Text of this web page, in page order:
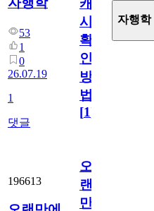
53
1
0
26.07.19
1
댓글
캐
시
확
인
방
법
[1]
자행학
196613
오
랜
만